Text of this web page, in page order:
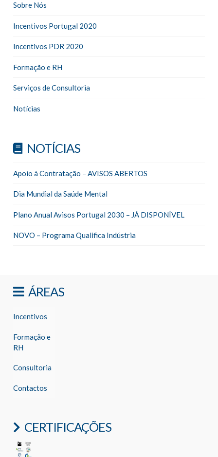
Sobre Nós
Incentivos Portugal 2020
Incentivos PDR 2020
Formação e RH
Serviços de Consultoria
Notícias
NOTÍCIAS
Apoio à Contratação – AVISOS ABERTOS
Dia Mundial da Saúde Mental
Plano Anual Avisos Portugal 2030 – JÁ DISPONÍVEL
NOVO – Programa Qualifica Indústria
ÁREAS
Incentivos
Formação e
RH
Consultoria
Contactos
CERTIFICAÇÕES